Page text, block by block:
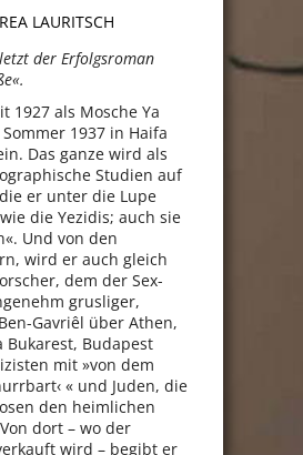
LAURITSCH
der Erfolgsroman
1927 als Mosche Ya
1937 in Haifa
Das ganze wird als
Studien auf
er unter die Lupe
die Yezidis; auch sie
Und von den
wird er auch gleich
dem der Sex-
grusliger,
Gavriêl über Athen,
Bukarest, Budapest
mit »von dem
« und Juden, die
den heimlichen
dort – wo der
wird – begibt er